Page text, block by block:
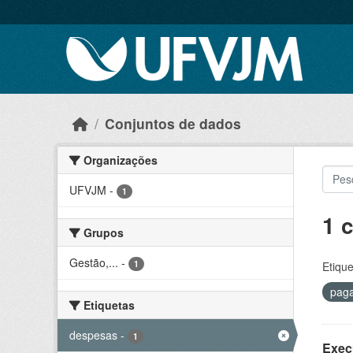
Conjuntos de dados
Organizações
UFVJM - 1
Grupos
Gestão,... - 1
Etiquetas
despesas - 1
1